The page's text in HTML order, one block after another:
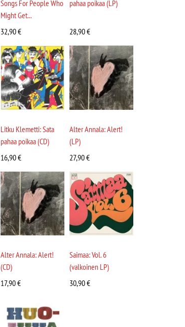
Songs For People Who
Might Get...
32,90€
pahaa poikaa (LP)
28,90€
Litku Klemetti: Sata
pahaa poikaa (CD)
16,90€
Alter Annala: Alert!
(LP)
27,90€
Alter Annala: Alert!
(CD)
17,90€
Saimaa: Vol. 6
(valkoinen LP)
30,90€